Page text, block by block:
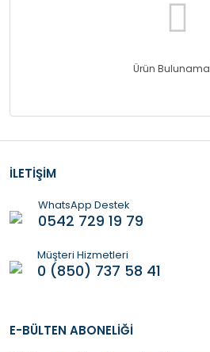
Ürün
İLETİŞİM
WhatsApp Destek
0542 729 19 79
Müşteri Hizmetleri
0 (850) 737 58 41
E-BÜLTEN ABONELİĞİ